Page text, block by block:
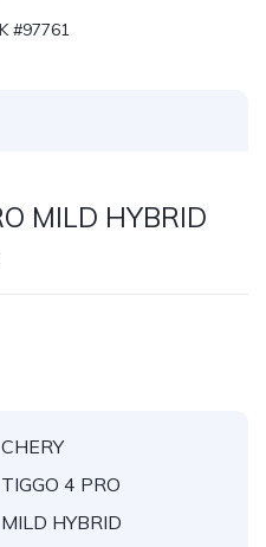
#97761
MILD HYBRID
CHERY
TIGGO 4 PRO
MILD HYBRID